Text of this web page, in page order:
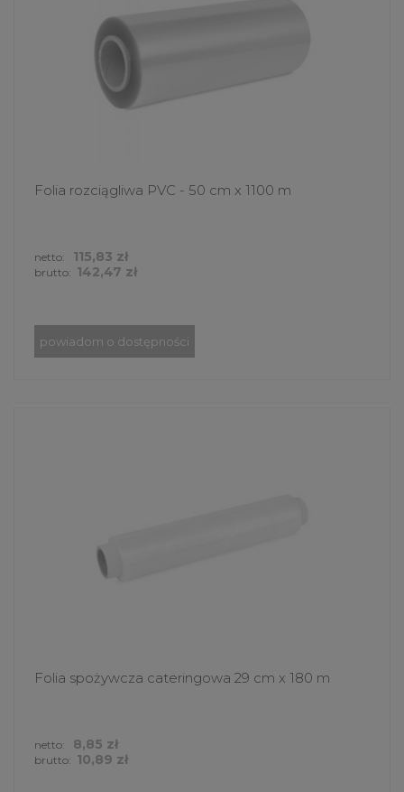
Folia rozciągliwa PVC - 50 cm x 1100 m
brutto: 142,47 zł
netto: 115,83 zł
powiadom o dostępności
Folia spożywcza cateringowa 29 cm x 180 m
brutto: 10,89 zł
netto: 8,85 zł